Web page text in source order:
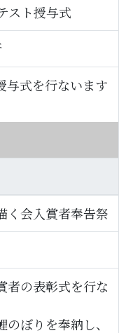
スト授与式
与式を行ないます
く会入賞者奉告祭
者の表彰式を行な
ぼりを奉納し、